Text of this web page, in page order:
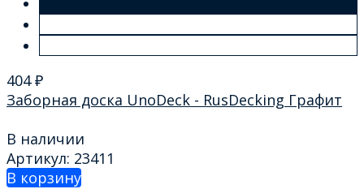
404₽
Заборная доска UnoDeck - RusDecking Графит
В наличии
Артикул: 23411
В корзину